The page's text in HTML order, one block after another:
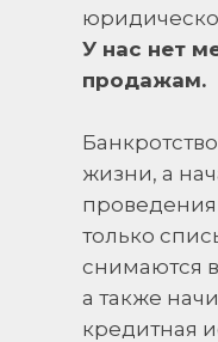
У нас нет
продажам.
жизни, а
только
снимаются
а также
кредитная